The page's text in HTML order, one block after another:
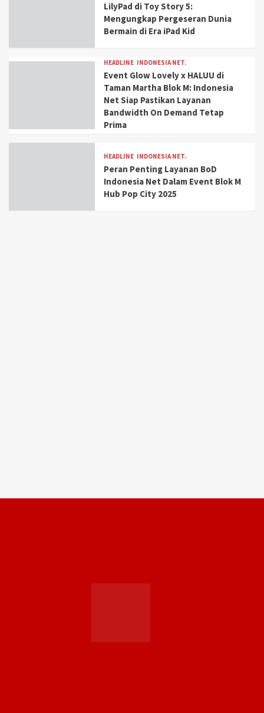
LilyPad di Toy Story 5:
Mengungkap Pergeseran Dunia
Bermain di Era iPad Kid
HEADLINE INDONESIA NET.
Event Glow Lovely x HALUU di
Taman Martha Blok M: Indonesia
Net Siap Pastikan Layanan
Bandwidth On Demand Tetap
Prima
HEADLINE INDONESIA NET.
Peran Penting Layanan BoD
Indonesia Net Dalam Event Blok M
Hub Pop City 2025